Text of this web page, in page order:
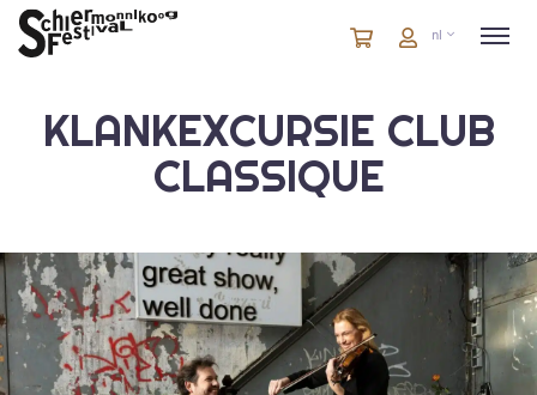
Winkelmandje
artikelen
Account
nl
KLANKEXCURSIE CLUB
CLASSIQUE